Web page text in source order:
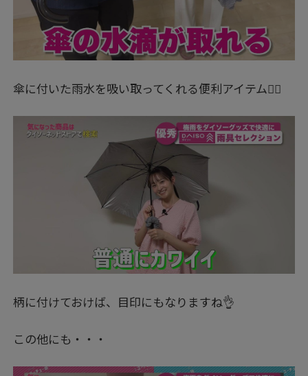
傘に付いた雨水を吸い取ってくれる便利アイテム👍🏻
柄に付けておけば、目印にもなりますね👌
この他にも・・・